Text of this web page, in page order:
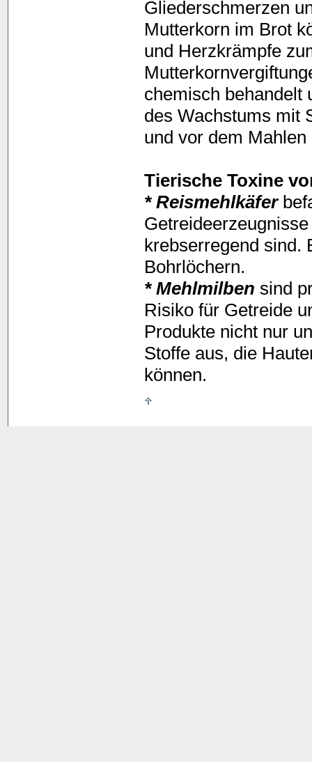
Gliederschmerzen
Mutterkorn im Brot
und Herzkrämpfe
chemisch behandelt
des Wachstums mit
und vor dem
Tierische Toxine
* Reismehlkäfer
krebserregend sind.
Bohrlöchern.
* Mehlmilben sind
Risiko für Getreide
Produkte nicht nur
Stoffe aus, die
können.